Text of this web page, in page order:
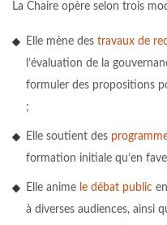
La Chaire opère selon trois
Elle mène des travaux de
l’évaluation de la
formuler des propositions
;
Elle soutient des
formation initiale qu’en
Elle anime le débat public
à diverses audiences, ainsi